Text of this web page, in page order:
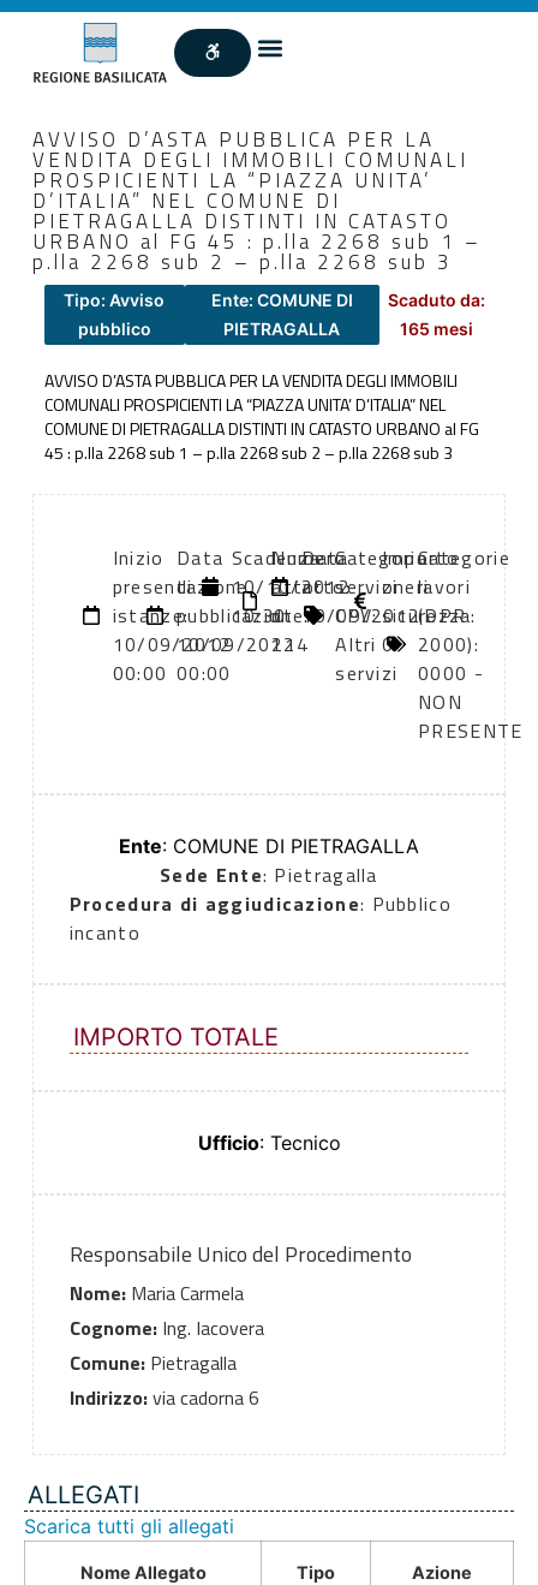
AVVISO D’ASTA PUBBLICA PER LA
VENDITA DEGLI IMMOBILI COMUNALI
PROSPICIENTI LA “PIAZZA UNITA’
D’ITALIA” NEL COMUNE DI
PIETRAGALLA DISTINTI IN CATASTO
URBANO al FG 45 : p.lla 2268 sub 1 –
p.lla 2268 sub 2 – p.lla 2268 sub 3
Tipo: Avviso
pubblico
Ente: COMUNE DI
PIETRAGALLA
Scaduto da:
165 mesi
AVVISO D’ASTA PUBBLICA PER LA VENDITA DEGLI IMMOBILI
COMUNALI PROSPICIENTI LA “PIAZZA UNITA’ D’ITALIA” NEL
COMUNE DI PIETRAGALLA DISTINTI IN CATASTO URBANO al FG
45 : p.lla 2268 sub 1 – p.lla 2268 sub 2 – p.lla 2268 sub 3
Inizio
presentazione
istanze:
10/09/2012
00:00
Data
di
pubblicazione:
10/09/2012
00:00
Scadenza:
10/10/2012
10:30
Numero
atto:
dt
214
Data
atto:
10/09/2012
Categoria
servizi
CPV:
Altri
servizi
Importo
oneri
sicurezza:
0
Categorie
lavori
(DPR
2000):
0000 -
NON
PRESENTE
Ente: COMUNE DI PIETRAGALLA
Sede Ente: Pietragalla
Procedura di aggiudicazione: Pubblico
incanto
IMPORTO TOTALE
Ufficio: Tecnico
Responsabile Unico del Procedimento
Nome:Maria Carmela
Cognome:Ing. Iacovera
Comune:Pietragalla
Indirizzo:via cadorna 6
ALLEGATI
Scarica tutti gli allegati
Nome Allegato Tipo Azione